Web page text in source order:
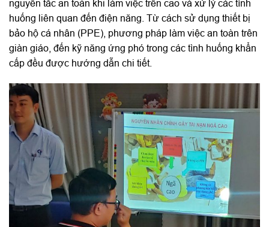
nguyên tắc an toàn khi làm việc trên cao và xử lý các tình
huống liên quan đến điện năng. Từ cách sử dụng thiết bị
bảo hộ cá nhân (PPE), phương pháp làm việc an toàn trên
giàn giáo, đến kỹ năng ứng phó trong các tình huống khẩn
cấp đều được hướng dẫn chi tiết.